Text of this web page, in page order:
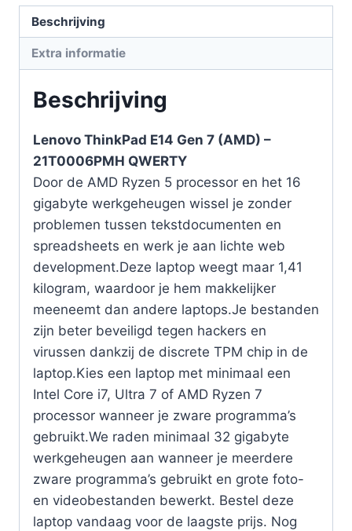
Beschrijving
Extra informatie
Beschrijving
Lenovo ThinkPad E14 Gen 7 (AMD) –
21T0006PMH QWERTY
Door de AMD Ryzen 5 processor en het 16
gigabyte werkgeheugen wissel je zonder
problemen tussen tekstdocumenten en
spreadsheets en werk je aan lichte web
development.Deze laptop weegt maar 1,41
kilogram, waardoor je hem makkelijker
meeneemt dan andere laptops.Je bestanden
zijn beter beveiligd tegen hackers en
virussen dankzij de discrete TPM chip in de
laptop.Kies een laptop met minimaal een
Intel Core i7, Ultra 7 of AMD Ryzen 7
processor wanneer je zware programma’s
gebruikt.We raden minimaal 32 gigabyte
werkgeheugen aan wanneer je meerdere
zware programma’s gebruikt en grote foto-
en videobestanden bewerkt. Bestel deze
laptop vandaag voor de laagste prijs. Nog